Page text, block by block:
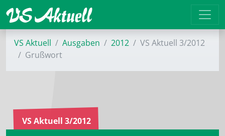
VS Aktuell Ausgaben 2012
VS Aktuell 3/2012
Grußwort
VS Aktuell 3/2012